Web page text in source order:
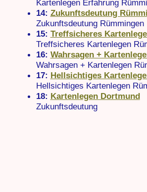
Kartenlegen Erfahrung
14: Zukunftsdeutung
Zukunftsdeutung Rümmingen
15: Treffsicheres
Treffsicheres Kartenlegen
16: Wahrsagen +
Wahrsagen + Kartenlegen
17: Hellsichtiges
Hellsichtiges Kartenlegen
18: Kartenlegen Dortmund
Zukunftsdeutung